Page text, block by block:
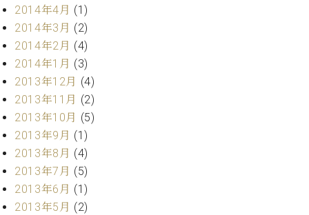
料
金
表
問
い
合
わ
せ
尾山調律師のブ
ログ Die
Musikgasse（音
楽の小道）
2014年4月 (1)
2014年3月 (2)
2014年2月 (4)
2014年1月 (3)
2013年12月 (4)
2013年11月 (2)
2013年10月 (5)
2013年9月 (1)
2013年8月 (4)
2013年7月 (5)
2013年6月 (1)
2013年5月 (2)